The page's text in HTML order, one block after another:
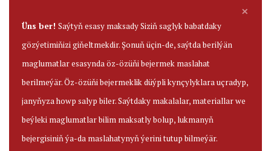
×
Üns ber! Saýtyň esasy maksady Siziň saglyk babatdaky
gözýetimiňizi giňeltmekdir. Şonuň üçin-de, saýtda berilýän
maglumatlar esasynda öz-özüňi bejermek maslahat
berilmeýär. Öz-özüňi bejermeklik düýpli kynçylyklara uçradyp,
janyňyza howp salyp biler. Saýtdaky makalalar, materiallar we
beýleki maglumatlar bilim maksatly bolup, lukmanyň
bejergisiniň ýa-da maslahatynyň ýerini tutup bilmeýär.